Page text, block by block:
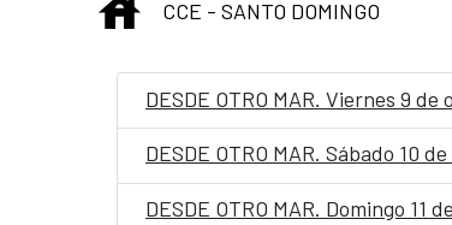
INICIO
CCE - SANTO DOMINGO
DESDE OTRO MAR. Viernes 9 de
DESDE OTRO MAR. Sábado 10
DESDE OTRO MAR. Domingo 11